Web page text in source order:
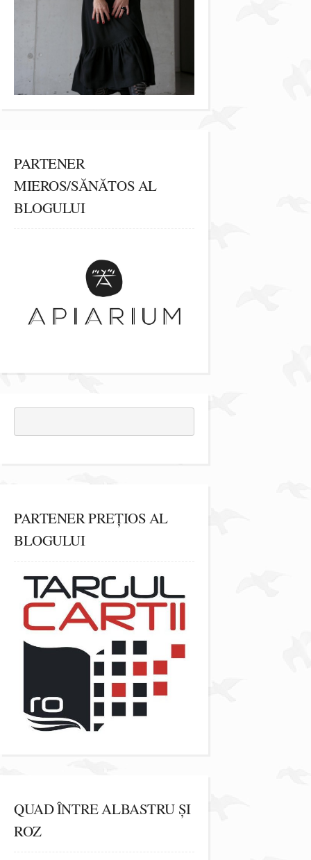
PARTENER
MIEROS/SĂNĂTOS AL
BLOGULUI
PARTENER PREȚIOS AL
BLOGULUI
QUAD ÎNTRE ALBASTRU ȘI
ROZ